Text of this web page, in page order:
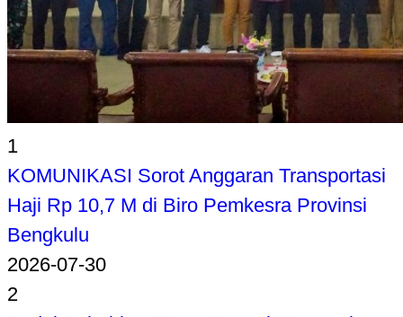
1
KOMUNIKASI Sorot Anggaran Transportasi
Haji Rp 10,7 M di Biro Pemkesra Provinsi
Bengkulu
2026-07-30
2